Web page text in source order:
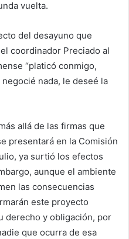
vuelta.
del desayuno que
coordinador Preciado al
“platicó conmigo,
nada, le deseé la
allá de las firmas que
presentará en la Comisión
ya surtió los efectos
aunque el ambiente
las consecuencias
este proyecto
derecho y obligación, por
que ocurra de esa